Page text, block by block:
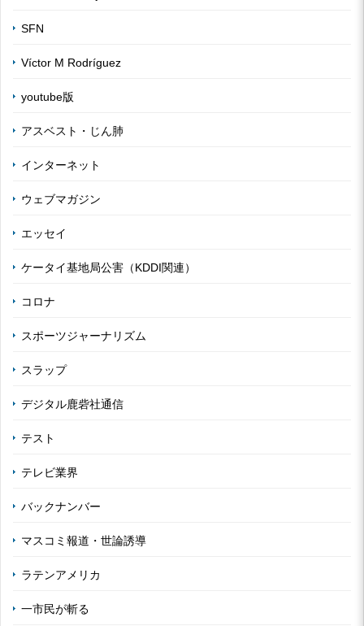
SFN
Víctor M Rodríguez
youtube版
アスベスト・じん肺
インターネット
ウェブマガジン
エッセイ
ケータイ基地局公害（KDDI関連）
コロナ
スポーツジャーナリズム
スラップ
デジタル鹿砦社通信
テスト
テレビ業界
バックナンバー
マスコミ報道・世論誘導
ラテンアメリカ
一市民が斬る